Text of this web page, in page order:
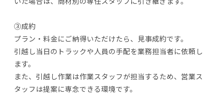
③成約
プラン・料金にご納得いただけたら、見事成約です。
引越し当日のトラックや人員の手配を業務担当者に依頼し
ます。
また、引越し作業は作業スタッフが担当するため、営業ス
タッフは提案に専念できる環境です。